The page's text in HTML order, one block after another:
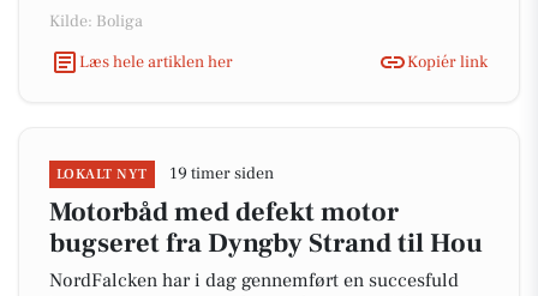
Kilde: Boliga
Læs hele artiklen her
Kopiér link
LOKALT NYT 19 timer siden
Motorbåd med defekt motor
bugseret fra Dyngby Strand til Hou
NordFalcken har i dag gennemført en succesfuld